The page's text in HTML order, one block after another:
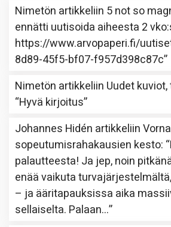
Nimetön artikkeliin 5 not so
ennätti uutisoida aiheesta 2
https://www.arvopaperi.fi/
8d89-45f5-bf07-f957d398c87c”
Nimetön artikkeliin Uudet
“Hyvä kirjoitus”
Johannes Hidén artikkeliin
sopeutumisrahakausien kesto: “
palautteesta! Ja jep, noin
enää vaikuta
– ja ääritapauksissa aika
sellaiselta. Palaan…”